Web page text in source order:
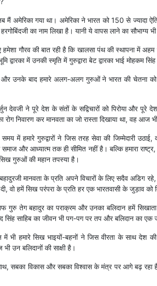
मैं अमेरिका गया था। अमेरिका ने भारत को 150 से ज्यादा
का नाम लिखा है। यानी ये वापस लाने का सौभाग्य भी
गौरव की बात रही है कि खालसा पंथ की स्थापना में
में उनकी स्मृति में गुरुद्वारा बेट द्वारका भाई मोहकम
उनके बाद हमारे अलग-अलग गुरुओं ने भारत की चेतना को
देवजी ने पूरे देश के संतों के सद्विचारों को पिरोया और पूरे
रोग निवारण कर मानवता का जो रास्ता दिखाया था, वह
में हमारे गुरुद्वारों ने जिस तरह सेवा की जिम्मेदारी
और आध्यात्म तक ही सीमित नहीं है। बल्कि हमारा
गुरुओं की महान तपस्या है।
मानवता के प्रति अपने विचारों के लिए सदैव अडिग
वो हमें सिख परंपरा के प्रति हर एक भारतवासी के जुड़ाव को
गुरु तेग बहादुर का पराक्रम और उनका बलिदान हमें
साहिब का जीवन भी पग-पग पर तप और बलिदान का एक
भी हमारे सिख भाइयों-बहनों ने जिस वीरता के साथ देश
उन बलिदानों की साक्षी है।
सबका विकास और सबका विश्वास के मंत्र पर आगे बढ़